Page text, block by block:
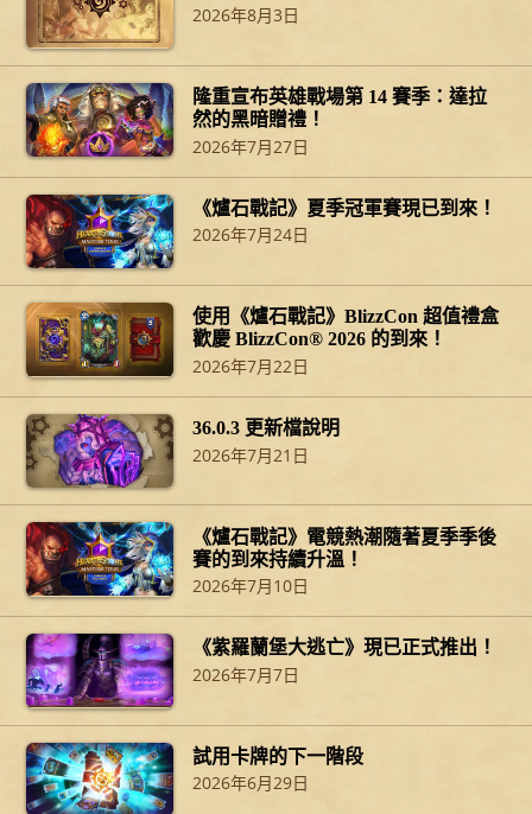
2026年8月3日
隆重宣布英雄戰場第 14 賽季：達拉
然的黑暗贈禮！
2026年7月27日
《爐石戰記》夏季冠軍賽現已到來！
2026年7月24日
使用《爐石戰記》BlizzCon 超值禮盒
歡慶 BlizzCon® 2026 的到來！
2026年7月22日
36.0.3 更新檔說明
2026年7月21日
《爐石戰記》電競熱潮隨著夏季季後
賽的到來持續升溫！
2026年7月10日
《紫羅蘭堡大逃亡》現已正式推出！
2026年7月7日
試用卡牌的下一階段
2026年6月29日